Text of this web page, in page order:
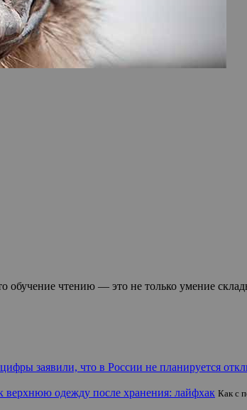
чтению — это не только умение
заявили, что в России не планируется
верхнюю одежду после хранения: лайфхак Как с